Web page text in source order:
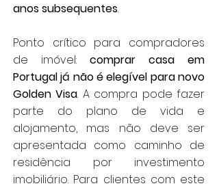
anos subsequentes.
Ponto crítico para compradores
de imóvel: comprar casa em
Portugal já não é elegível para novo
Golden Visa. A compra pode fazer
parte do plano de vida e
alojamento, mas não deve ser
apresentada como caminho de
residência por investimento
imobiliário. Para clientes com este